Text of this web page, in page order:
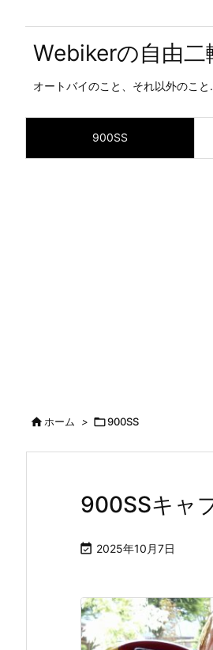
Webikerの自由二
オートバイのこと、それ以外のこと
900SS
ホーム > 900SS
900SSキャ
 2025年10月7日